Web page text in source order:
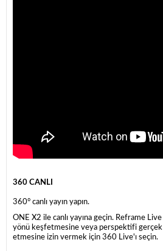
360 CANLI
360° canlı yayın yapın.
ONE X2 ile canlı yayına geçin. Reframe
yönü keşfetmesine veya perspektifi gerçek
etmesine izin vermek için 360 Live'ı seçin.